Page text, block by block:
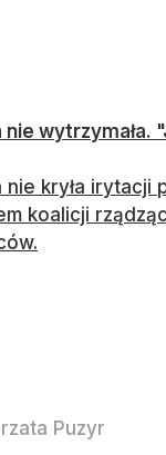
nie wytrzymała.
kryła irytacji
koalicji
Puzyr